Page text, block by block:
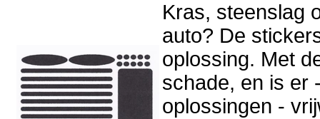
Kras, steenslag
auto? De
oplossing. Met
schade, en is er
oplossingen -